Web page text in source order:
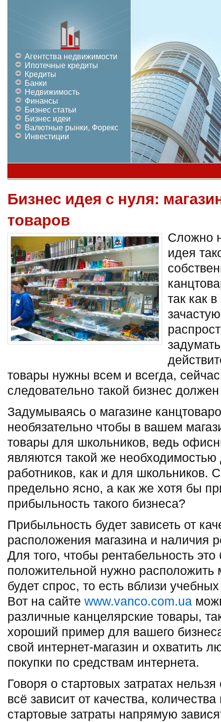
Агентства недвижимости
Ипотечные кредиты
Кредиты
Банки
Недвижимость
Финансы
Бизнес статьи
Бизнес идеи
Валютные рынки, Форекс
Инвестиции
Бизнес идея с нуля:
товаров
Сложно
идея
так как
товары нужны всем и всегда,
следовательно такой бизнес
Задумываясь о магазине
необязательно чтобы в вашем
товары для школьников, ведь
являются такой же
работников, как и для школьников.
предельно ясно, а как же хотя бы
прибыльность такого бизнеса?
Прибыльность будет зависеть от
расположения магазина и наличия
Для того, чтобы рентабельность
положительной нужно расположить
будет спрос, то есть вблизи
Вот на сайте www.vanco.com.ua
различные канцелярские товары,
хороший пример для вашего
свой интернет-магазин и охватить
покупки по средствам интернета.
Говоря о стартовых затратах
всё зависит от качества,
стартовые затраты напрямую